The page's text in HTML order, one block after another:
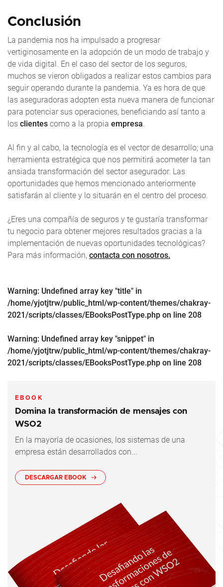
Conclusión
La pandemia nos ha impulsado a progresar
vertiginosamente en la adopción de un modo de trabajo y
de vida digital. En el caso del sector de los seguros,
muchos se vieron obligados a realizar estos cambios para
seguir operando durante la pandemia. Ya es hora de que
las aseguradoras adopten esta nueva manera de funcionar
para potenciar sus operaciones, beneficiando así tanto a
los clientes como a la propia empresa.
Al fin y al cabo, la tecnología es el vector de desarrollo; una
herramienta estratégica que nos permitirá acometer la tan
ansiada transformación del sector asegurador. Las
oportunidades que hemos mencionado anteriormente
satisfarán al cliente y lo situarán en el centro del proceso.
¿Eres una compañía de seguros y te gustaría transformar
tu negocio para obtener mejores resultados gracias a la
implementación de nuevas oportunidades tecnológicas?
Para más información, contacta con nosotros.
Warning: Undefined array key "title" in
/home/yjotjtrw/public_html/wp-content/themes/chakray-
2021/scripts/classes/EBooksPostType.php on line 208
Warning: Undefined array key "snippet" in
/home/yjotjtrw/public_html/wp-content/themes/chakray-
2021/scripts/classes/EBooksPostType.php on line 208
EBOOK
Domina la transformación de mensajes con
WSO2
En la mayoría de ocasiones, los sistemas de una
empresa están desarrollados con...
DESCARGAR EBOOK